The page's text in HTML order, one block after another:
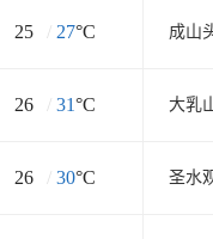
25 / 27°C
26 / 31°C
26 / 30°C 圣水